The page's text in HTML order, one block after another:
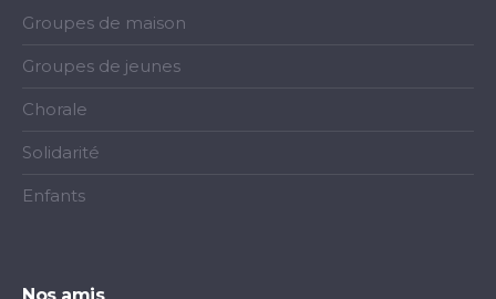
Groupes de maison
Groupes de jeunes
Chorale
Solidarité
Enfants